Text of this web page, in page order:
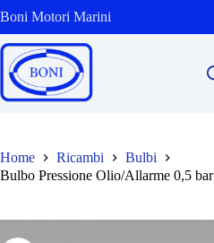
al
contenuto
Boni Motori Marini
Home Ricambi
Bulbi
Bulbo Pressione Olio/Allarme 0,5 bar